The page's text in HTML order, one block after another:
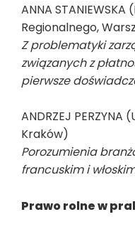
ANNA
Regionalnego,
Z problematyki
związanych z
pierwsze
ANDRZEJ
Kraków)
Porozumienia
francuskim i
Prawo rolne w